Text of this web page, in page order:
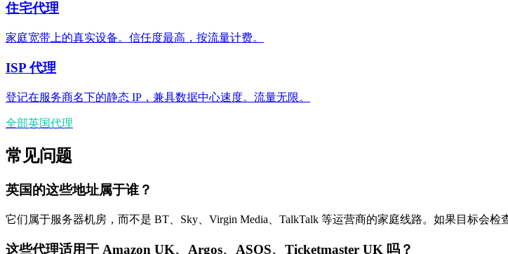
住宅代理
家庭宽带上的真实设备。信任度最高，按流量计费。
ISP 代理
登记在服务商名下的静态 IP，兼具数据中心速度。流量无限。
全部英国代理
常见问题
英国的这些地址属于谁？
它们属于服务器机房，而不是 BT、Sky、Virgin Media、TalkTalk 等运营商的家庭线路。如果目标会检
这些代理适用于 Amazon UK、Argos、ASOS、Ticketmaster UK 吗？